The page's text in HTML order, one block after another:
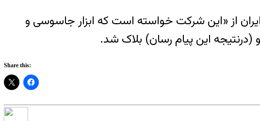
۱۳۹۴در توییتی افشا کرد که دولت ایران از «این شرکت خواسته است که ابزار جاسوسی و
(درنتیجه این پیام رسان) بلاک شد.
Share this: